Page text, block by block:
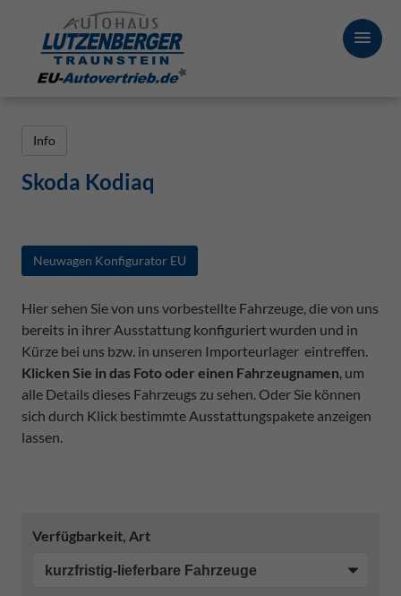
Info
Skoda Kodiaq
Neuwagen Konfigurator EU
Hier sehen Sie von uns vorbestellte Fahrzeuge, die von uns
bereits in ihrer Ausstattung konfiguriert wurden und in
Kürze bei uns bzw. in unseren Importeurlager eintreffen.
Klicken Sie in das Foto oder einen Fahrzeugnamen, um
alle Details dieses Fahrzeugs zu sehen. Oder Sie können
sich durch Klick bestimmte Ausstattungspakete anzeigen
lassen.
Verfügbarkeit, Art